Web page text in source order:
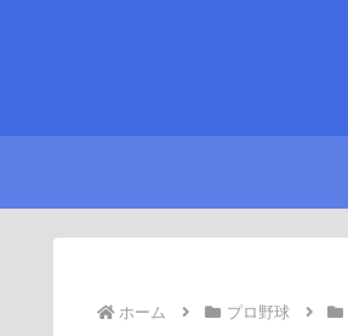
ホーム プロ野球